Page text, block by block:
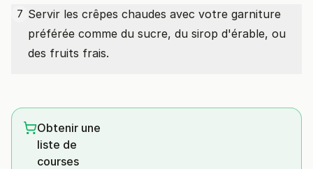
7 Servir les crêpes chaudes avec votre garniture
préférée comme du sucre, du sirop d'érable, ou
des fruits frais.
Obtenir une
liste de
courses